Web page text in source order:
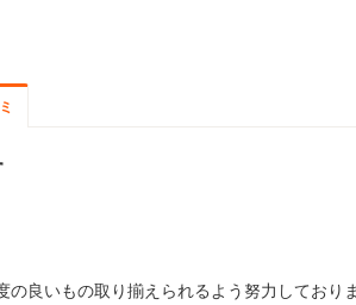
の良いもの取り揃えられるよう努力しており